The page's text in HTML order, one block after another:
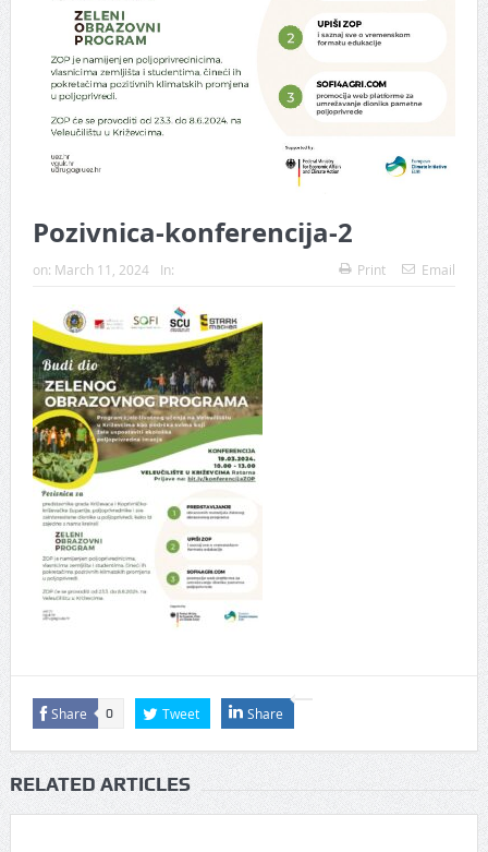
Pozivnica-konferencija-2
on: March 11, 2024 In: Print Email
Share 0 Tweet Share
RELATED ARTICLES